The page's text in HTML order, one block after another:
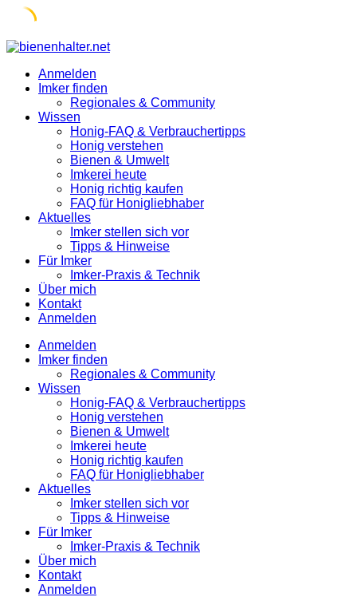
Skip
contentAnmelden
Imker finden
Regionales & Community
Wissen
Honig-FAQ & Verbrauchertipps
Honig verstehen
Bienen & Umwelt
Imkerei heute
Honig richtig kaufen
FAQ für Honigliebhaber
Aktuelles
Imker stellen sich vor
Tipps & Hinweise
Für Imker
Imker-Praxis & Technik
Über mich
Kontakt
Anmelden
Anmelden
Imker finden
Regionales & Community
Wissen
Honig-FAQ & Verbrauchertipps
Honig verstehen
Bienen & Umwelt
Imkerei heute
Honig richtig kaufen
FAQ für Honigliebhaber
Aktuelles
Imker stellen sich vor
Tipps & Hinweise
Für Imker
Imker-Praxis & Technik
Über mich
Kontakt
Anmelden